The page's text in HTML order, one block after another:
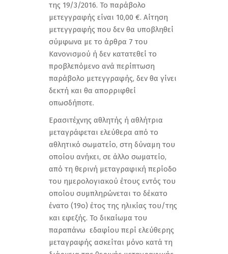
της 19/3/2016. Το παράβολο
μετεγγραφής είναι 10,00 €. Αίτηση
µετεγγραφής που δεν θα υποβληθεί
σύµφωνα µε το άρθρα 7 του
Κανονισµού ή δεν κατατεθεί το
προβλεπόµενο ανά περίπτωση
παράβολο µετεγγραφής, δεν θα γίνει
δεκτή και θα απορριφθεί
οπωσδήποτε.
Ερασιτέχνης αθλητής ή αθλήτρια
μεταγράφεται ελεύθερα από το
αθλητικό σωματείο, στη δύναμη του
οποίου ανήκει, σε άλλο σωματείο,
από τη θερινή μεταγραφική περίοδο
του ημερολογιακού έτους εντός του
οποίου συμπληρώνεται το δέκατο
ένατο (19ο) έτος της ηλικίας του/της
και εφεξής. Το δικαίωμα του
παραπάνω εδαφίου περί ελεύθερης
μεταγραφής ασκείται μόνο κατά τη